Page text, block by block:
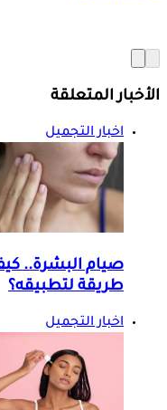
الأخبار المتعلقة
اخبار التجميل
صيام البشرة..
طريقة لتطبيقه؟
اخبار التجميل